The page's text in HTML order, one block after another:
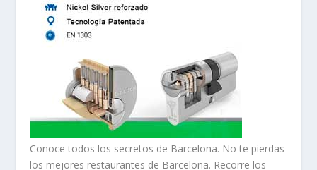
Conoce todos los secretos de Barcelona. No te pierdas
los mejores restaurantes de Barcelona. Recorre los